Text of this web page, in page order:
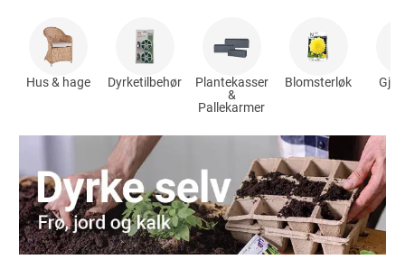
Hus & hage Dyrketilbehør
Plantekasser
&
Pallekarmer
Blomsterløk